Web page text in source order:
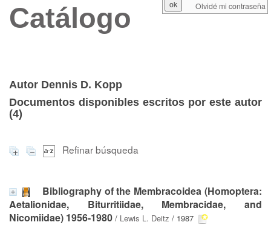
Catálogo
Autor Dennis D. Kopp
Documentos disponibles escritos por este autor
(4)
Refinar búsqueda
Bibliography of the Membracoidea (Homoptera:
Aetalionidae, Biturritiidae, Membracidae, and
Nicomiidae) 1956-1980 / Lewis L. Deitz / 1987
Olvidé mi contraseña